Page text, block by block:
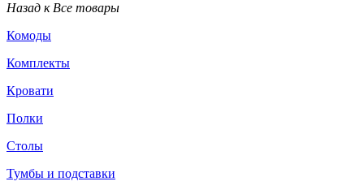
Назад к Все товары
Комоды
Комплекты
Кровати
Полки
Столы
Тумбы и подставки